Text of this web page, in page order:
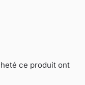
ce produit ont